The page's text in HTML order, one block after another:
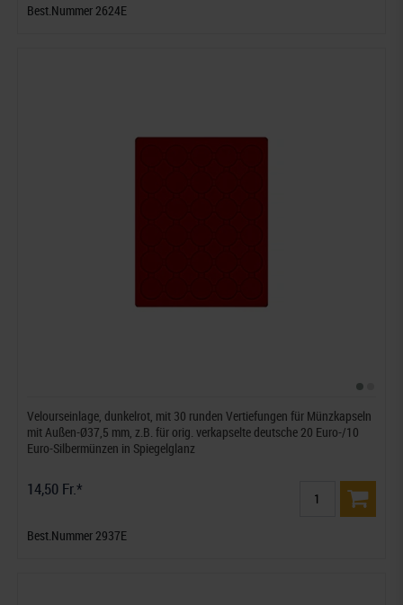
Best.Nummer 2624E
Velourseinlage, dunkelrot, mit 30 runden Vertiefungen für Münzkapseln
mit Außen-Ø37,5 mm, z.B. für orig. verkapselte deutsche 20 Euro-/10
Euro-Silbermünzen in Spiegelglanz
14,50 Fr.*
Best.Nummer 2937E